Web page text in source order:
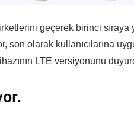
geçerek birinci sıraya
son olarak kullanıcılarına
LTE versiyonunu